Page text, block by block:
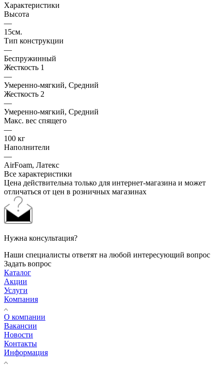
Характеристики
Высота
—
15см.
Тип конструкции
—
Беспружинный
Жесткость 1
—
Умеренно-мягкий, Средний
Жесткость 2
—
Умеренно-мягкий, Средний
Макс. вес спящего
—
100 кг
Наполнители
—
AirFoam, Латекс
Все характеристики
Цена действительна только для интернет-магазина и может
отличаться от цен в розничных магазинах
Нужна консультация?
Наши специалисты ответят на любой интересующий вопрос
Задать вопрос
Каталог
Акции
Услуги
Компания
О компании
Вакансии
Новости
Контакты
Информация